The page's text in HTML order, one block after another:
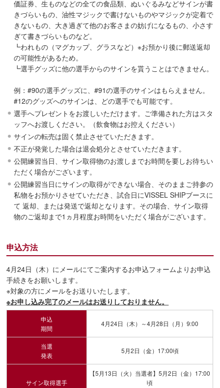
価証券、生ものなどの全ての食品類、ぬいぐるみなどサインが書
きづらいもの、油性マジックで書けないものやマジックが定着で
きないもの、大き過ぎて他のお客さまの妨げになるもの、小さす
ぎて書きづらいものなど。
┗われもの（マグカップ、グラスなど）※お預かり後に郵送返却
の可能性があるため。
┗選手グッズに他の選手からのサインを貰うことはできません。
例：#90の選手グッズに、#91の選手のサインはもらえません。
#12のグッズへのサインは、どの選手でも可能です。
選手へプレゼントをお渡しいただけます。ご準備された方はスタ
ッフへお渡しください。（飲食物はお控えください）
サインの転売は固く禁止させていただきます。
不正が発覚した場合は退会処分とさせていただきます。
公開練習当日、サイン取得物のお渡しまでお時間を要しお待ちい
ただく場合がございます。
公開練習当日にサインの取得ができない場合、そのままご持参の
私物をお預かりさせていただき、試合日にVISSEL SHIPブースに
て 返却、または発送で返却となります。その場合、サイン取得
物のご返却まで1ヵ月程度お時間をいただく場合がございます。
申込方法
4月24日（木）にメールにてご案内するお申込フォームよりお申込
手続きをお願いします。
※対象の方にメールをお送りいたします。
※お申し込み完了のメールはお送りしておりません。
申込
期間
4月24日（木）～4月28日（月）9:00
当選
発表
5月2日（金）17:00頃
サイン取得選手
【5月13日（火）当選者】5月2日（金）17:00
頃